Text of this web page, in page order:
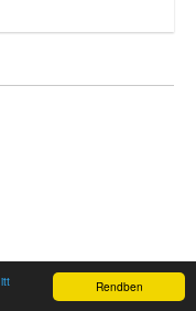
Rendben
itt